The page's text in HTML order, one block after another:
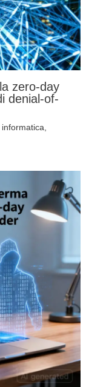
zero-day
denial-of-
,